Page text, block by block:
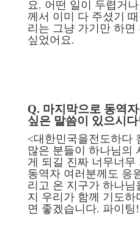
요. 어떤 일이 두렵거
께서 이미 다 주셨기
리는 그냥 가기만 하면
싶었어요.
Q. 마지막으로 동역
싶은 말씀이 있으시다
<대한민국을전도하다
많은 분들이 하나님의
게 되길 진짜 너무너무
동역자 여러분께도 응
리고 온 지구가 하나
지 우리가 함께 기도하
면 좋겠습니다. 파이팅!